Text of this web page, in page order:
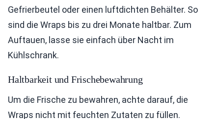
Gefrierbeutel oder einen luftdichten Behälter. So
sind die Wraps bis zu drei Monate haltbar. Zum
Auftauen, lasse sie einfach über Nacht im
Kühlschrank.
Haltbarkeit und Frischebewahrung
Um die Frische zu bewahren, achte darauf, die
Wraps nicht mit feuchten Zutaten zu füllen.